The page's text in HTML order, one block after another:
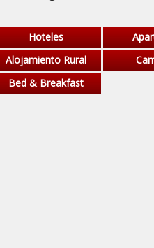
Hoteles
Alojamiento Rural
Bed & Breakfast